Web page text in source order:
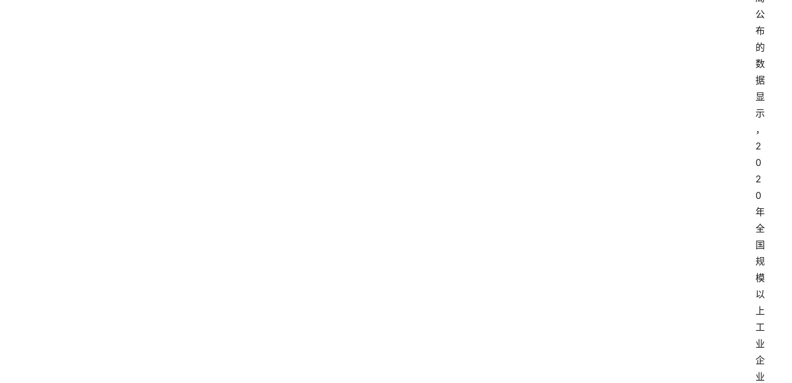
公
布
的
数
据
显
示
，
2
0
2
0
年
全
国
规
模
以
上
工
业
企
业